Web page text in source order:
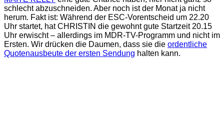
schlecht abzuschneiden. Aber noch ist der Monat ja nicht
herum. Fakt ist: Während der ESC-Vorentscheid um 22.20
Uhr startet, hat CHRISTIN die gewohnt gute Startzeit 20.15
Uhr erwischt – allerdings im MDR-TV-Programm und nicht im
Ersten. Wir drücken die Daumen, dass sie die ordentliche
Quotenausbeute der ersten Sendung halten kann.